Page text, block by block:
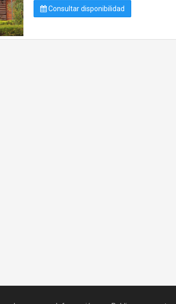
Consultar disponibilidad